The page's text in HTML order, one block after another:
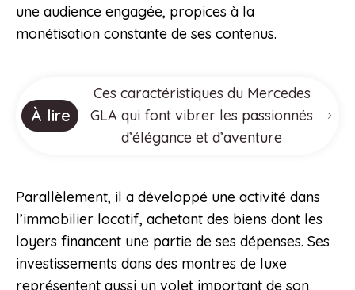
une audience engagée, propices à la
monétisation constante de ses contenus.
À lire
Ces caractéristiques du Mercedes
GLA qui font vibrer les passionnés
d’élégance et d’aventure
Parallèlement, il a développé une activité dans
l’immobilier locatif, achetant des biens dont les
loyers financent une partie de ses dépenses. Ses
investissements dans des montres de luxe
représentent aussi un volet important de son